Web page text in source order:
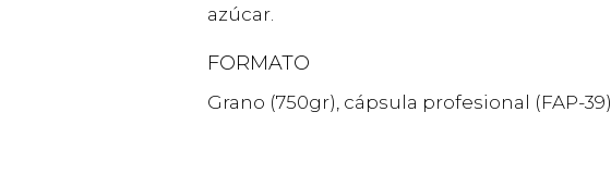
azúcar.
FORMATO
Grano (750gr), cápsula profesional (FAP-39)